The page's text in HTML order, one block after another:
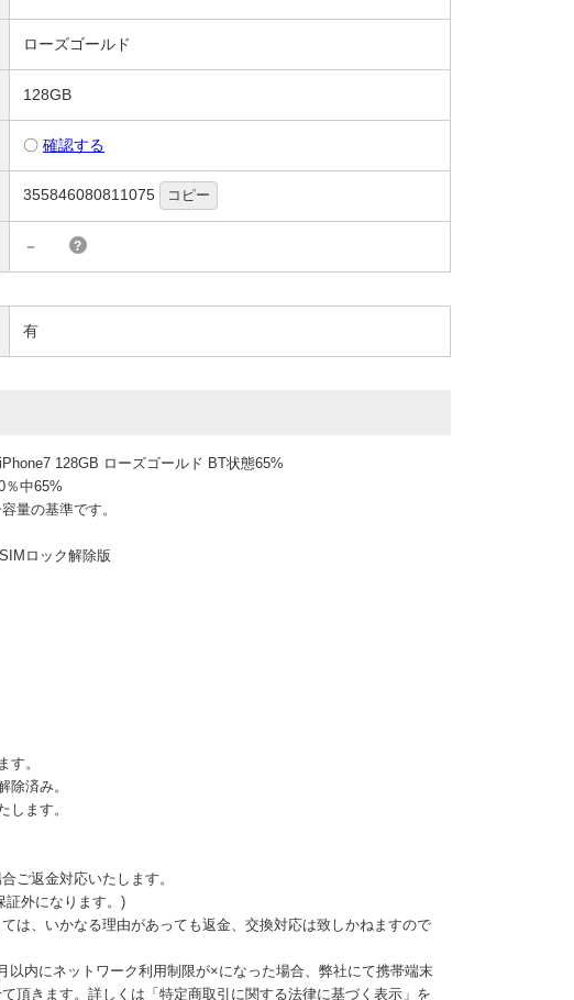
ローズゴールド
128GB
〇 確認する
355846080811075 コピー
－ ?
有
128GB ローズゴールド BT状態65%
％中65%
量の基準です。
ロック解除版
す。
除済み。
します。
ご返金対応いたします。
証外になります。)
は、いかなる理由があっても返金、交換対応は致しかねますので
以内にネットワーク利用制限が×になった場合、弊社にて携帯端末
頂きます。詳しくは「特定商取引に関する法律に基づく表示」を